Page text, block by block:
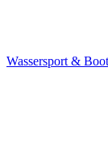
Wassersport &